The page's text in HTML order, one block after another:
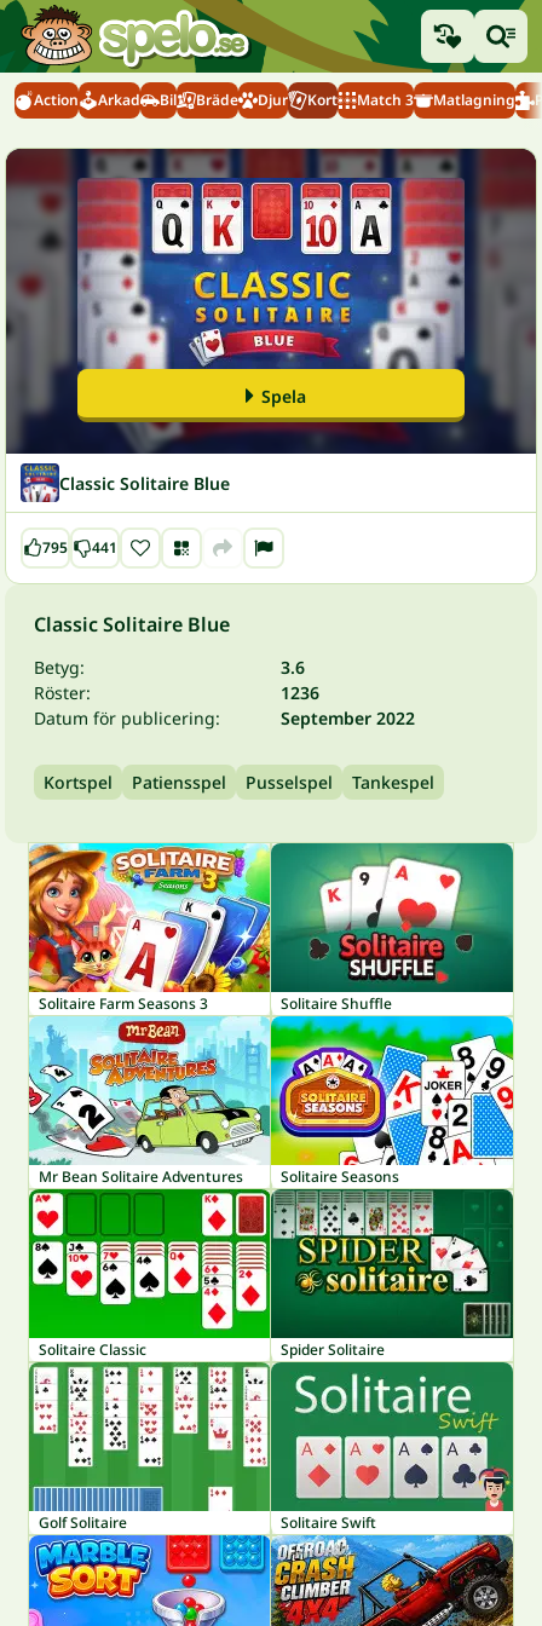
Action Arkad Bil Bräde Djur Kort Match 3 Matlagning
Spela
Classic Solitaire Blue
795 441
Classic Solitaire Blue
Betyg:
3.6
Röster:
1236
Datum för publicering:
September 2022
Kortspel Patiensspel Pusselspel Tankespel
Solitaire Farm Seasons 3 Solitaire Shuffle
Mr Bean Solitaire Adventures Solitaire Seasons
Solitaire Classic Spider Solitaire
Golf Solitaire Solitaire Swift